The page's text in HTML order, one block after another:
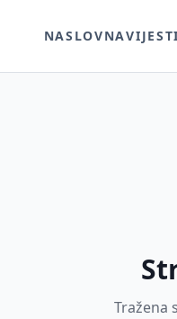
NASLOVNAVIJESTI
Tražena